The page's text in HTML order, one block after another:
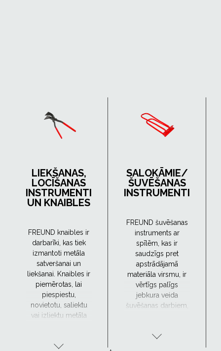
LIEKŠANAS,
LOCĪŠANAS
INSTRUMENTI
UN KNAIBLES
FREUND knaibles ir
darbarīki, kas tiek
izmantoti metāla
satveršanai un
liekšanai. Knaibles ir
piemērotas, lai
piespiestu,
novietotu, saliektu
vai izliektu metāla
dažādos metāla
SALOKĀMIE/
ŠUVĒŠANAS
INSTRUMENTI
FREUND šuvēšanas
instruments ar
spīlēm, kas ir
saudzīgs pret
apstrādājamā
materiāla virsmu, ir
vērtīgs palīgs
jebkura veida
šuvēšanas darbiem,
izturība un